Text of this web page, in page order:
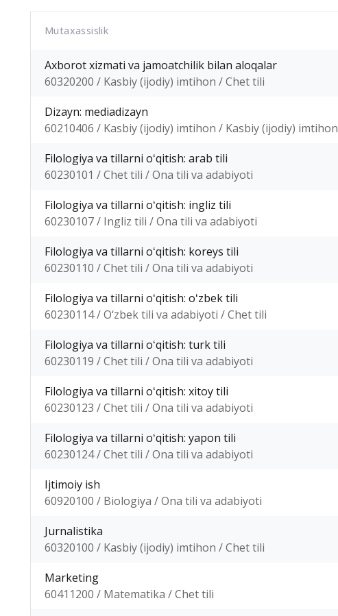
Mutaxassislik
Axborot xizmati va jamoatchilik bilan aloqalar
60320200 / Kasbiy (ijodiy) imtihon / Chet tili
Dizayn: mediadizayn
60210406 / Kasbiy (ijodiy) imtihon / Kasbiy (ijodiy) imtihon
Filologiya va tillarni oʻqitish: arab tili
60230101 / Chet tili / Ona tili va adabiyoti
Filologiya va tillarni oʻqitish: ingliz tili
60230107 / Ingliz tili / Ona tili va adabiyoti
Filologiya va tillarni oʻqitish: koreys tili
60230110 / Chet tili / Ona tili va adabiyoti
Filologiya va tillarni oʻqitish: oʻzbek tili
60230114 / O‘zbek tili va adabiyoti / Chet tili
Filologiya va tillarni oʻqitish: turk tili
60230119 / Chet tili / Ona tili va adabiyoti
Filologiya va tillarni oʻqitish: xitoy tili
60230123 / Chet tili / Ona tili va adabiyoti
Filologiya va tillarni oʻqitish: yapon tili
60230124 / Chet tili / Ona tili va adabiyoti
Ijtimoiy ish
60920100 / Biologiya / Ona tili va adabiyoti
Jurnalistika
60320100 / Kasbiy (ijodiy) imtihon / Chet tili
Marketing
60411200 / Matematika / Chet tili